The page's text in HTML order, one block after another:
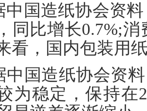
中国造纸协会资
同比增长0.7%;
看，国内包装用
中国造纸协会资
为稳定，保持在